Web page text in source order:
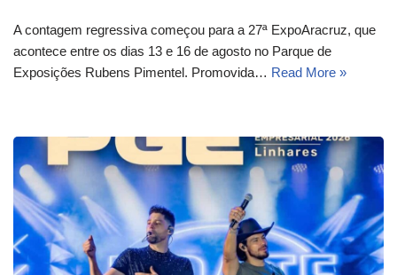
A contagem regressiva começou para a 27ª ExpoAracruz, que
acontece entre os dias 13 e 16 de agosto no Parque de
Exposições Rubens Pimentel. Promovida… Read More »